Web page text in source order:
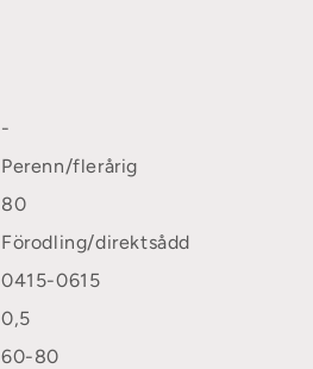
-
Perenn/flerårig
80
Förodling/direktsådd
0415-0615
0,5
60-80